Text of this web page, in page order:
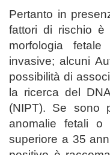
Pertanto in
fattori di rischio è
morfologia
invasive; alcuni
possibilità di
la ricerca del
(NIPT). Se sono
anomalie fetali
superiore a 35